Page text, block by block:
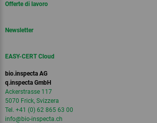
Offerte di lavoro
Newsletter
EASY-CERT Cloud
bio.inspecta AG
q.inspecta GmbH
Ackerstrasse 117
5070 Frick, Svizzera
Tel. +41 (0) 62 865 63 00
info@bio-inspecta.ch